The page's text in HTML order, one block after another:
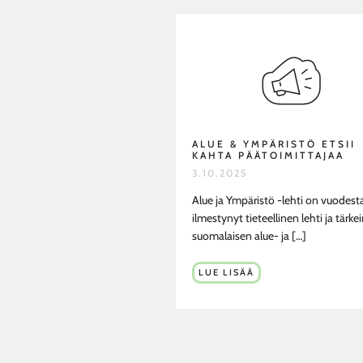
ALUE & YMPÄRISTÖ ETSII
KAHTA PÄÄTOIMITTAJAA
3.10.2025
Alue ja Ympäristö -lehti on
ilmestynyt tieteellinen lehti ja
suomalaisen alue- ja […]
ALUE
&
LUE LISÄÄ